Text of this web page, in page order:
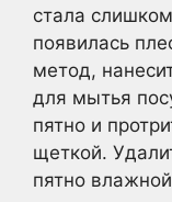
стала
появилась
метод,
для мытья
пятно и
щеткой.
пятно